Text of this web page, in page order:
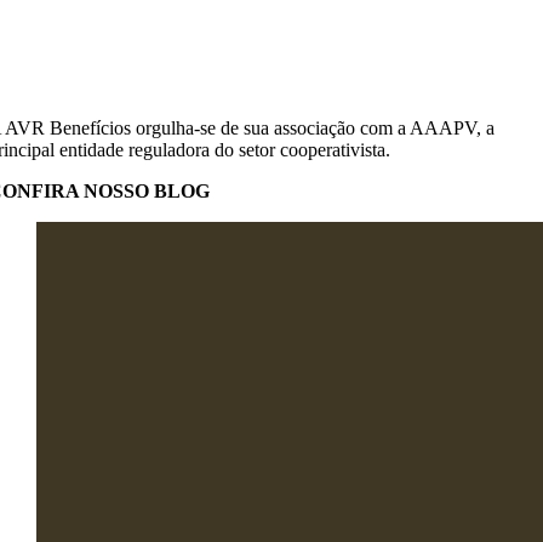
AVR Benefícios orgulha-se de sua associação com a AAAPV, a
entidade reguladora do setor cooperativista.
NOSSO BLOG